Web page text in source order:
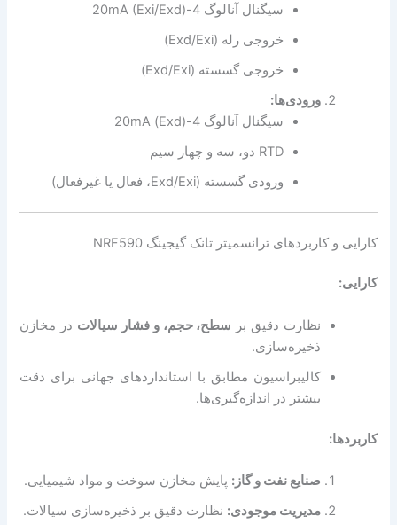
سیگنال آنالوگ 4-20mA (Exi/Exd)
خروجی رله (Exd/Exi)
خروجی گسسته (Exd/Exi)
ورودی‌ها:
سیگنال آنالوگ 4-20mA (Exd)
RTD دو، سه و چهار سیم
ورودی گسسته (Exd/Exi، فعال یا غیرفعال)
کارایی و کاربردهایترانسمیتر تانک گیجینگ NRF590
کارایی:
نظارت دقیق بر سطح، حجم، و فشار سیالات در مخازن
ذخیره‌سازی.
کالیبراسیون مطابق با استانداردهای جهانی برای دقت
بیشتر در اندازه‌گیری‌ها.
کاربردها:
صنایع نفت و گاز: پایش مخازن سوخت و مواد شیمیایی.
مدیریت موجودی: نظارت دقیق بر ذخیره‌سازی سیالات.